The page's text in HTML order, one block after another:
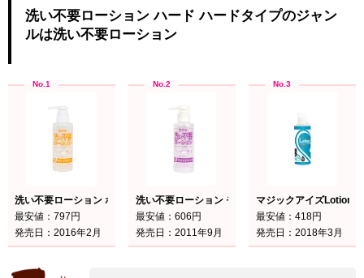
洗い不要ローション ハード ハードタイプのジャン
ルは洗い不要ローション
洗い不要ローション ホット ホット
最安値：797円
発売日：2016年2月
洗い不要ローション モイスト モイストタイプ
最安値：606円
発売日：2011年9月
マジックアイズLotion
最安値：418円
発売日：2018年3月